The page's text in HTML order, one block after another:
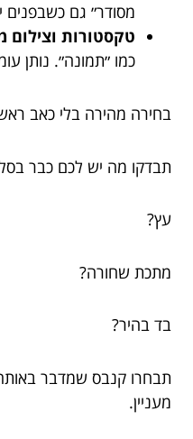
מסודר״ גם כשבפנים
טקסטורות וצילום
כמו ״תמונה״. נותן
בחירה מהירה בלי כאב
תבדקו מה יש לכם כבר
עץ?
מתכת שחורה?
בד בהיר?
תבחרו קנבס שמדבר
מעניין.